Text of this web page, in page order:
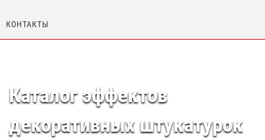
КОНТАКТЫ
Каталог эффектов
декоративных штукатурок